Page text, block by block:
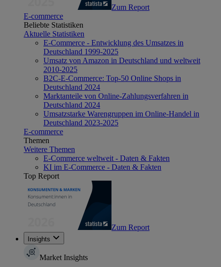
Zum Report
E-commerce
Beliebte Statistiken
Aktuelle Statistiken
E-Commerce - Entwicklung des Umsatzes in
Deutschland 1999-2025
Umsatz von Amazon in Deutschland und weltweit
2010-2025
B2C-E-Commerce: Top-50 Online Shops in
Deutschland 2024
Marktanteile von Online-Zahlungsverfahren in
Deutschland 2024
Umsatzstarke Warengruppen im Online-Handel in
Deutschland 2023-2025
E-commerce
Themen
Weitere Themen
E-Commerce weltweit - Daten & Fakten
KI im E-Commerce - Daten & Fakten
Top Report
Zum Report
Insights
Market Insights